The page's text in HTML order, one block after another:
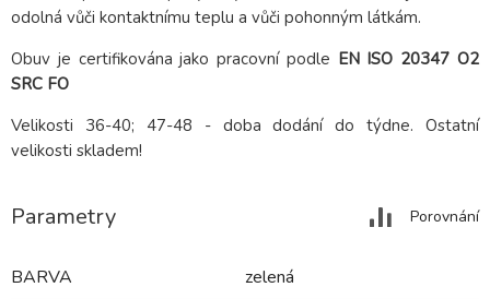
odolná vůči kontaktnímu teplu a vůči pohonným látkám.
Obuv je certifikována jako pracovní podle EN ISO 20347 O2
SRC FO
Velikosti 36-40; 47-48 - doba dodání do týdne. Ostatní
velikosti skladem!
Parametry Porovnání
BARVA
zelená